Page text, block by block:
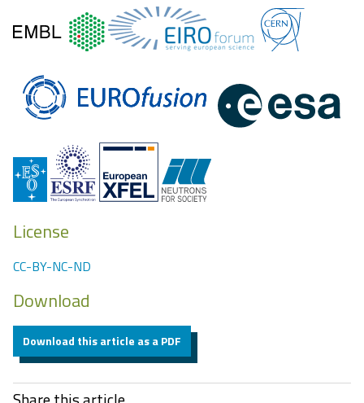
License
CC-BY-NC-ND
Download
Download this article as a PDF